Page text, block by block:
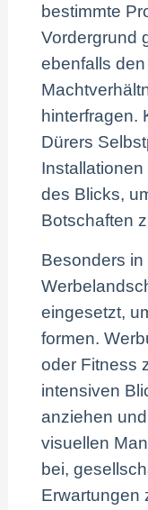
bestimmte
Vordergrund
ebenfalls
hinterfragen.
Dürers
des Blicks,
Botschaften
Besonders
eingesetzt,
formen.
oder Fitness
intensiven
anziehen
visuellen
bei,
Erwartungen